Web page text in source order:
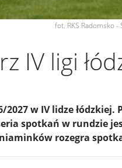
fot. RKS Radomsko
IV ligi
w IV lidze
spotkań w rundzie
rozegra